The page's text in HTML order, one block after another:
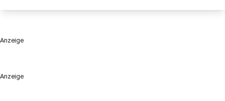
Anzeige
Anzeige